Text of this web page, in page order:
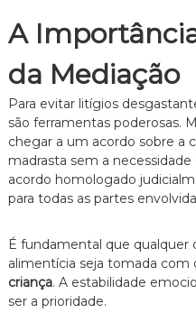
A
da Mediação
Para evitar litígios
são ferramentas poderosas.
chegar a um acordo sobre a
madrasta sem a
acordo homologado
para todas as partes
É fundamental que qualquer
alimentícia seja tomada com
criança. A estabilidade
ser a prioridade.